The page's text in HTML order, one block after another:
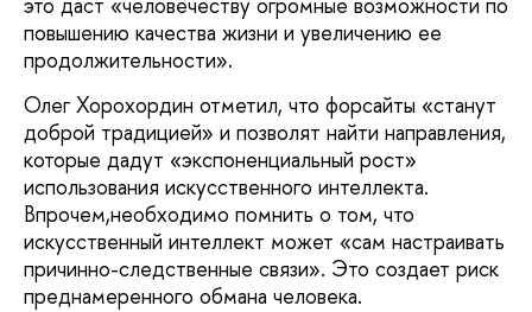
повышению качества жизни и увеличению ее
продолжительности».
Олег Хорохордин отметил, что форсайты «станут
доброй традицией» и позволят найти направления,
которые дадут «экспоненциальный рост»
использования искусственного интеллекта.
Впрочем,необходимо помнить о том, что
искусственный интеллект может «сам настраивать
причинно-следственные связи». Это создает риск
преднамеренного обмана человека.